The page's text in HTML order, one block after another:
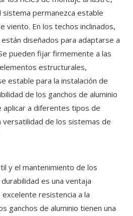
permanezca estable
viento. En los techos inclinados,
diseñados para adaptarse a
pueden fijar firmemente a las
estructurales,
estable para la instalación de
de los ganchos de aluminio
a diferentes tipos de
de los sistemas de
y el mantenimiento de los
es una ventaja
resistencia a la
ganchos de aluminio tienen una